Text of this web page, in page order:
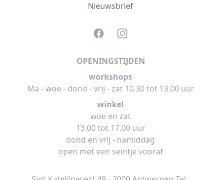
Nieuwsbrief
FacebookInstagram
OPENINGSTIJDEN
workshops
Ma - woe - dond - vrij - zat 10.30 tot 13.00 uur
winkel
woe en zat
13.00 tot 17.00 uur
dond en vrij - namiddag
open met een seintje vooraf